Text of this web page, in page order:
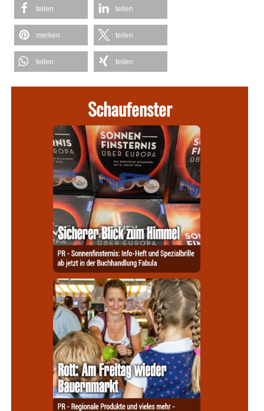
teilen teilen
merken teilen
teilen teilen
Schaufenster